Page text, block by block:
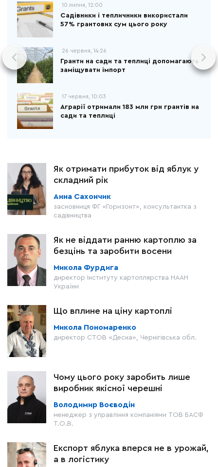
10 липня, 12:00
Садівники і тепличники використали
57% грантових сум цього року
26 червня, 14:26
Гранти на сади та теплиці допомагають
заміщувати імпорт
17 червня, 10:03
Аграрії отримали 183 млн грн грантів на
сади та теплиці
Як отримати прибуток від яблук у
складний рік
Анна Сахончик
засновниця ФГ «Горизонт», консультантка з
садівництва
Як не віддати ранню картоплю за
безцінь та заробити восени
Микола Фурдига
директор Інституту картоплярства НААН
України
Що вплине на ціну картоплі
Микола Пономаренко
директор СТОВ «Десна», Чернігівська обл.
Чому цього року заробить лише
виробник якісної черешні
Володимир Воєводін
менеджер з управління компаніями ТОВ БАСФ
Т.О.В.
Експорт яблука вперся не в урожай,
а в логістику